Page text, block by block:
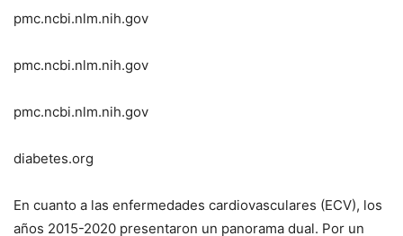
pmc.ncbi.nlm.nih.gov
pmc.ncbi.nlm.nih.gov
pmc.ncbi.nlm.nih.gov
diabetes.org
En cuanto a las enfermedades cardiovasculares (ECV), los
años 2015-2020 presentaron un panorama dual. Por un